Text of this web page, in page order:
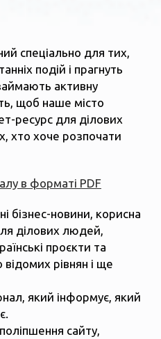
спеціально для тих,
подій і прагнуть
активну
щоб наше місто
ресурс для ділових
хто хоче розпочати
в форматі PDF
бізнес-новини, корисна
ділових людей,
проєкти та
рівнян і ще
який інформує, який
сайту,